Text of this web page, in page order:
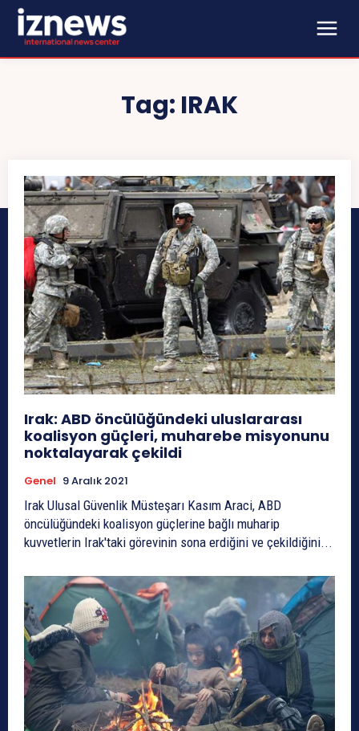
Tag: IRAK
Irak: ABD öncülüğündeki uluslararası
koalisyon güçleri, muharebe misyonunu
noktalayarak çekildi
Genel 9 Aralık 2021
Irak Ulusal Güvenlik Müsteşarı Kasım Araci, ABD
öncülüğündeki koalisyon güçlerine bağlı muharip
kuvvetlerin Irak'taki görevinin sona erdiğini ve çekildiğini...